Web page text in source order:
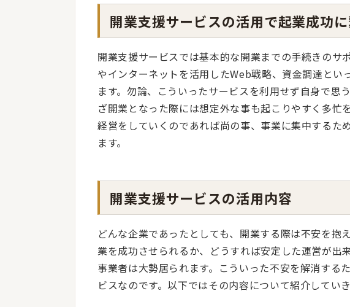
開業支援サービスの活用で起業成功
開業支援サービスでは基本的な開業までの手続きのサ
やインターネットを活用したWeb戦略、資金調達とい
ます。勿論、こういったサービスを利用せず自身で思
ざ開業となった際には想定外な事も起こりやすく多忙
経営をしていくのであれば尚の事、事業に集中するた
ます。
開業支援サービスの活用内容
どんな企業であったとしても、開業する際は不安を抱
業を成功させられるか、どうすれば安定した運営が出
事業者は大勢居られます。こういった不安を解消する
ビスなのです。以下ではその内容について紹介していき